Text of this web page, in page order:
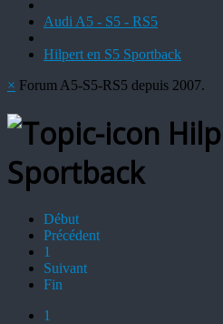
Audi A5 - S5 - RS5
Hilpert en S5 Sportback
× Forum A5-S5-RS5 depuis 2007.
Sportback
Début
Précédent
1
Suivant
Fin
1